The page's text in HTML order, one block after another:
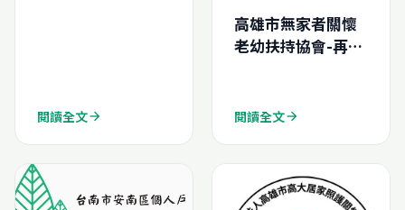
閱讀全文arrow_forward
高雄市無家者關懷
老幼扶持協會-再生
0)
閱讀全文arrow_forward